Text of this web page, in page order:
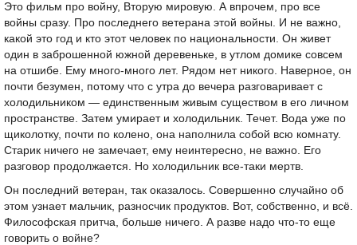
Это фильм про войну, Вторую мировую. А впрочем, про все
войны сразу. Про последнего ветерана этой войны. И не важно,
какой это год и кто этот человек по национальности. Он живет
один в заброшенной южной деревеньке, в утлом домике совсем
на отшибе. Ему много-много лет. Рядом нет никого. Наверное, он
почти безумен, потому что с утра до вечера разговаривает с
холодильником — единственным живым существом в его личном
пространстве. Затем умирает и холодильник. Течет. Вода уже по
щиколотку, почти по колено, она наполнила собой всю комнату.
Старик ничего не замечает, ему неинтересно, не важно. Его
разговор продолжается. Но холодильник все-таки мертв.
Он последний ветеран, так оказалось. Совершенно случайно об
этом узнает мальчик, разносчик продуктов. Вот, собственно, и всё.
Философская притча, больше ничего. А разве надо что-то еще
говорить о войне?